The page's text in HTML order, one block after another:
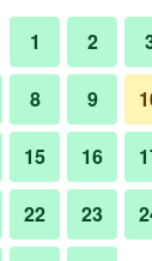
แผนกต้อนรับส่วนหน้
1 2
8 9
15 16
22 23